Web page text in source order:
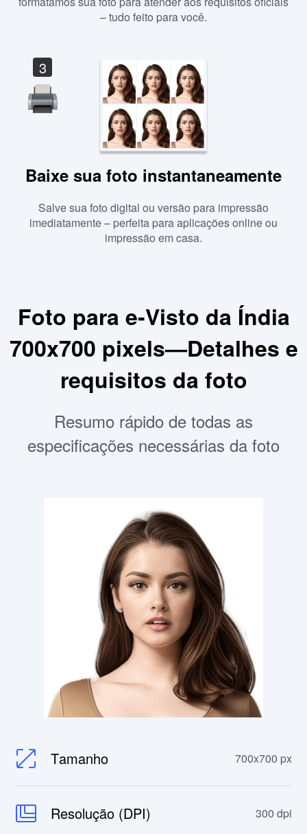
– tudo feito para você.
3
Baixe sua foto instantaneamente
Salve sua foto digital ou versão para impressão
imediatamente – perfeita para aplicações online ou
impressão em casa.
Foto para e-Visto da Índia
700x700 pixels—Detalhes e
requisitos da foto
Resumo rápido de todas as
especificações necessárias da foto
Tamanho 700x700 px
Resolução (DPI) 300 dpi